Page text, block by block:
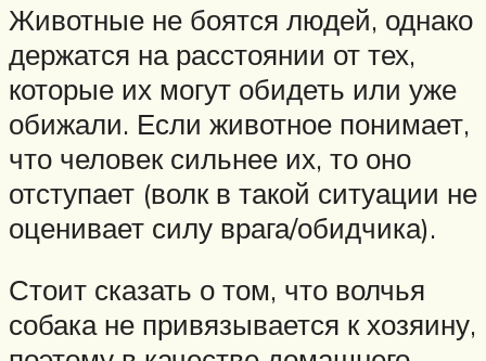
Животные не боятся людей, однако
держатся на расстоянии от тех,
которые их могут обидеть или уже
обижали. Если животное понимает,
что человек сильнее их, то оно
отступает (волк в такой ситуации не
оценивает силу врага/обидчика).
Стоит сказать о том, что волчья
собака не привязывается к хозяину,